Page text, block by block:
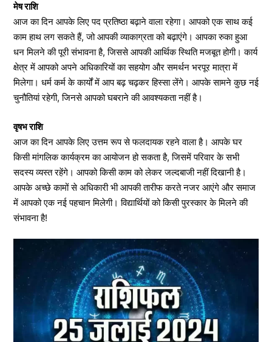
मेष राशि
आज का दिन आपके लिए पद प्रतिष्ठा बढ़ाने वाला रहेगा। आपको एक साथ कई
काम हाथ लग सकते हैं, जो आपकी व्याकाग्रता को बढ़ाएंगे। आपका रुका हुआ
धन मिलने की पूरी संभावना है, जिससे आपकी आर्थिक स्थिति मजबूत होगी। कार्य
क्षेत्र में आपको अपने अधिकारियों का सहयोग और समर्थन भरपूर मात्रा में
मिलेगा। धर्म कर्म के कार्यों में आप बढ़ चढ़कर हिस्सा लेंगे। आपके सामने कुछ नई
चुनौतियां रहेगी, जिनसे आपको घबराने की आवश्यकता नहीं है।
वृषभ राशि
आज का दिन आपके लिए उत्तम रूप से फलदायक रहने वाला है। आपके घर
किसी मांगलिक कार्यक्रम का आयोजन हो सकता है, जिसमें परिवार के सभी
सदस्य व्यस्त रहेंगे। आपको किसी काम को लेकर जल्दबाजी नहीं दिखानी है।
आपके अच्छे कामों से अधिकारी भी आपकी तारीफ करते नजर आएंगे और समाज
में आपको एक नई पहचान मिलेगी। विद्यार्थियों को किसी पुरस्कार के मिलने की
संभावना है!